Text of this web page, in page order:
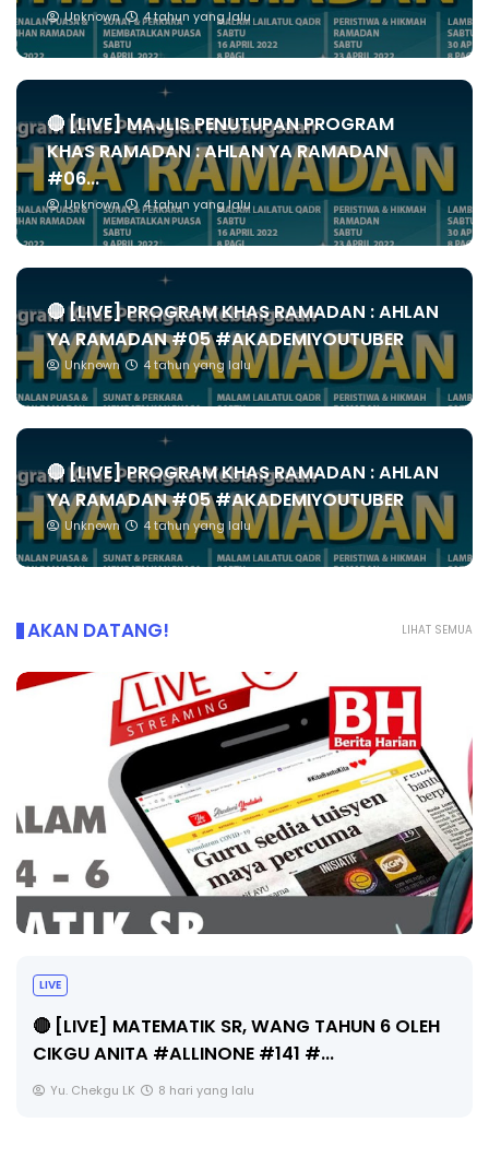
Unknown 4 tahun yang lalu
🔴 [LIVE] MAJLIS PENUTUPAN PROGRAM
KHAS RAMADAN : AHLAN YA RAMADAN
#06...
Unknown 4 tahun yang lalu
🔴 [LIVE] PROGRAM KHAS RAMADAN : AHLAN
YA RAMADAN #05 #AKADEMIYOUTUBER
Unknown 4 tahun yang lalu
🔴 [LIVE] PROGRAM KHAS RAMADAN : AHLAN
YA RAMADAN #05 #AKADEMIYOUTUBER
Unknown 4 tahun yang lalu
LIHAT SEMUA
AKAN DATANG!
Sejarah Tingkatan 4
Unknown 8 hari yang lalu